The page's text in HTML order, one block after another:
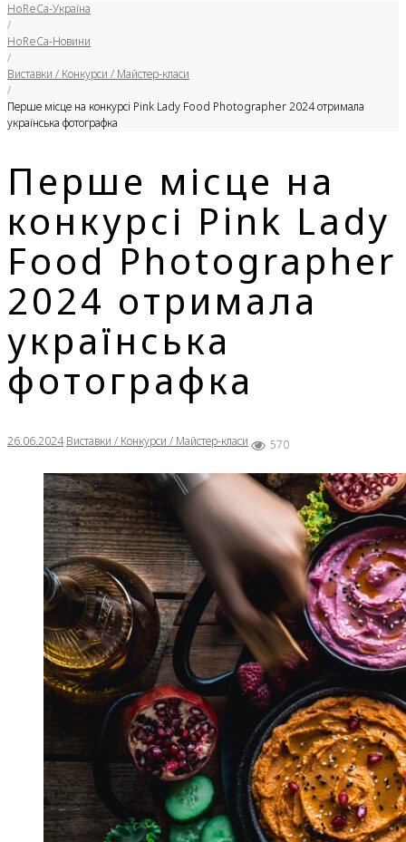
HoReCa-Україна
/
HoReCa-Новини
/
Виставки / Конкурси / Майстер-класи
/
Перше місце на конкурсі Pink Lady Food Photographer 2024 отримала
українська фотографка
Перше місце на
конкурсі Pink Lady
Food Photographer
2024 отримала
українська
фотографка
26.06.2024 Виставки / Конкурси / Майстер-класи 570